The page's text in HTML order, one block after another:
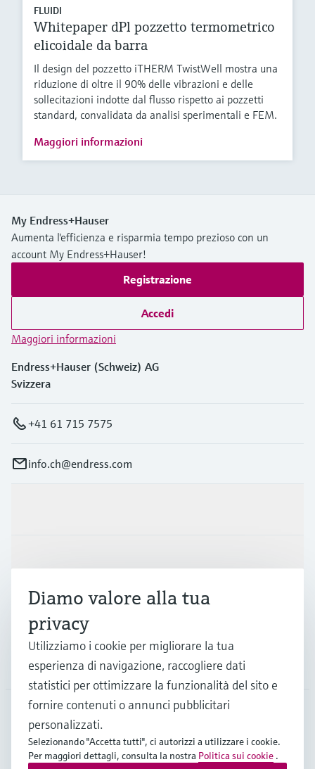
FLUIDI
Whitepaper dPl pozzetto termometrico
elicoidale da barra
Il design del pozzetto iTHERM TwistWell mostra una
riduzione di oltre il 90% delle vibrazioni e delle
sollecitazioni indotte dal flusso rispetto ai pozzetti
standard, convalidata da analisi sperimentali e FEM.
Maggiori informazioni
My Endress+Hauser
Aumenta l'efficienza e risparmia tempo prezioso con un
account My Endress+Hauser!
Registrazione
Accedi
Maggiori informazioni
Endress+Hauser (Schweiz) AG
Svizzera
+41 61 715 7575
info.ch@endress.com
La società
CHE•Italiano
Diamo valore alla tua
privacy
Utilizziamo i cookie per migliorare la tua
esperienza di navigazione, raccogliere dati
statistici per ottimizzare la funzionalità del sito e
fornire contenuti o annunci pubblicitari
personalizzati.
Selezionando "Accetta tutti", ci autorizzi a utilizzare i cookie.
Per maggiori dettagli, consulta la nostra Politica sui cookie .